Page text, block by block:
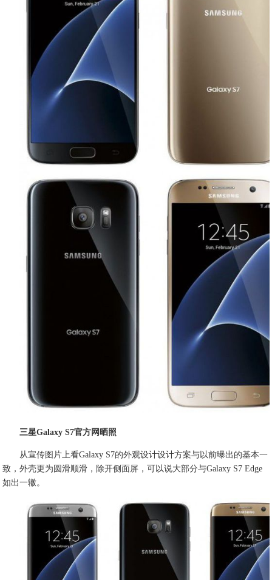
三星Galaxy S7官方网晒照
从宣传图片上看Galaxy S7的外观设计设计方案与以前曝出的基本一
致，外壳更为圆滑顺滑，除开侧面屏，可以说大部分与Galaxy S7 Edge
如出一辙。